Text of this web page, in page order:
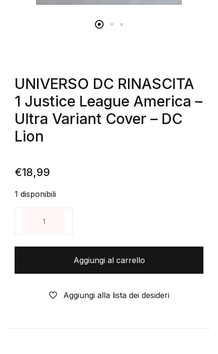
UNIVERSO DC RINASCITA
1 Justice League America –
Ultra Variant Cover – DC
Lion
€18,99
1 disponibili
Aggiungi al carrello
Aggiungi alla lista dei desideri